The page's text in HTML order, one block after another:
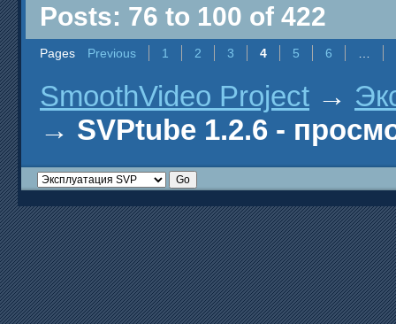
Posts: 76 to 100 of 422
Pages Previous 1 2 3 4 5 6
SmoothVideo Project →
→ SVPtube 1.2.6 -